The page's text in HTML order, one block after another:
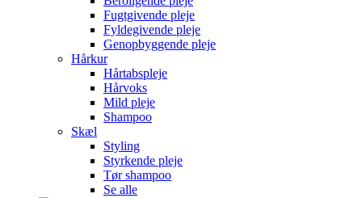
Fugtgivende pleje
Fyldegivende pleje
Genopbyggende pleje
Hårkur
Hårtabspleje
Hårvoks
Mild pleje
Shampoo
Skæl
Styling
Styrkende pleje
Tør shampoo
Se alle